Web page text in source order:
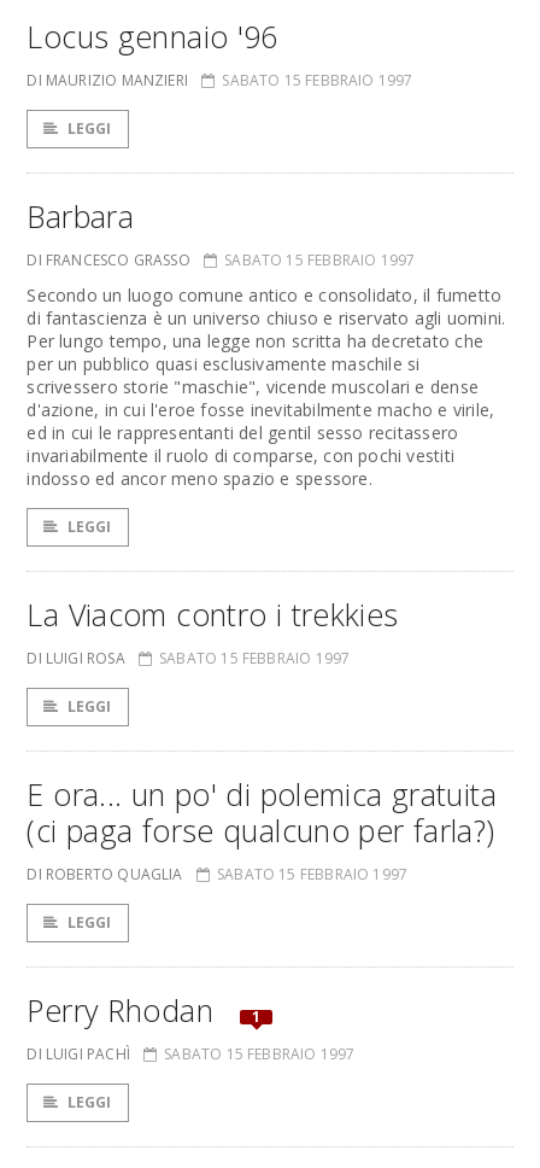
Locus gennaio '96
DI MAURIZIO MANZIERI SABATO 15 FEBBRAIO 1997
LEGGI
Barbara
DI FRANCESCO GRASSO SABATO 15 FEBBRAIO 1997
Secondo un luogo comune antico e consolidato, il fumetto
di fantascienza è un universo chiuso e riservato agli uomini.
Per lungo tempo, una legge non scritta ha decretato che
per un pubblico quasi esclusivamente maschile si
scrivessero storie "maschie", vicende muscolari e dense
d'azione, in cui l'eroe fosse inevitabilmente macho e virile,
ed in cui le rappresentanti del gentil sesso recitassero
invariabilmente il ruolo di comparse, con pochi vestiti
indosso ed ancor meno spazio e spessore.
LEGGI
La Viacom contro i trekkies
DI LUIGI ROSA SABATO 15 FEBBRAIO 1997
LEGGI
E ora... un po' di polemica gratuita
(ci paga forse qualcuno per farla?)
DI ROBERTO QUAGLIA SABATO 15 FEBBRAIO 1997
LEGGI
Perry Rhodan
1
DI LUIGI PACHÌ
SABATO 15 FEBBRAIO 1997
LEGGI